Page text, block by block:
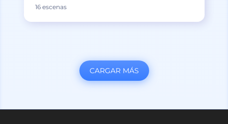
16 escenas
CARGAR MÁS